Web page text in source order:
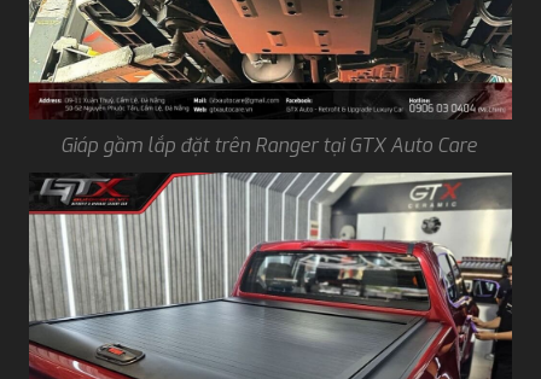
Giáp gầm lắp đặt trên Ranger tại GTX Auto Care